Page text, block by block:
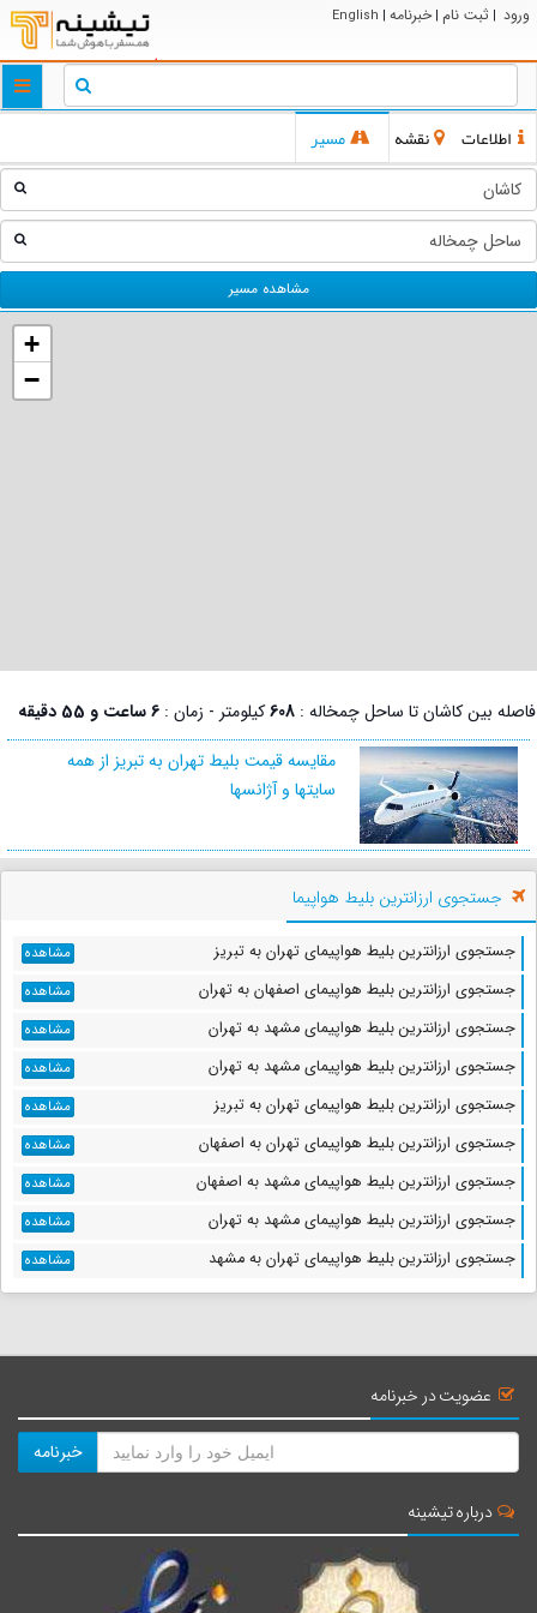
ورود | ثبت نام | خبرنامه |
English
اطلاعات نقشه مسیر
مشاهده مسیر
+
−
فاصله بین کاشان تا ساحل چمخاله : 608کیلومتر - زمان : 6 ساعت و 55 دقیقه
مقایسه قیمت بلیط تهران به تبریز از همه
سایتها و آژانسها
جستجوی ارزانترین بلیط هواپیما
جستجوی ارزانترین بلیط هواپیمای تهران به تبریز مشاهده
جستجوی ارزانترین بلیط هواپیمای اصفهان به تهران مشاهده
جستجوی ارزانترین بلیط هواپیمای مشهد به تهران مشاهده
جستجوی ارزانترین بلیط هواپیمای مشهد به تهران مشاهده
جستجوی ارزانترین بلیط هواپیمای تهران به تبریز مشاهده
جستجوی ارزانترین بلیط هواپیمای تهران به اصفهان مشاهده
جستجوی ارزانترین بلیط هواپیمای مشهد به اصفهان مشاهده
جستجوی ارزانترین بلیط هواپیمای مشهد به تهران مشاهده
جستجوی ارزانترین بلیط هواپیمای تهران به مشهد مشاهده
عضویت در خبرنامه
خبرنامه
درباره تیشینه